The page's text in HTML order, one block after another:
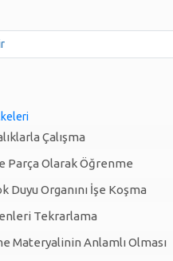
Çalışma
Parça Olarak Öğrenme
Duyu Organını İşe Koşma
Tekrarlama
Materyalinin Anlamlı Olması